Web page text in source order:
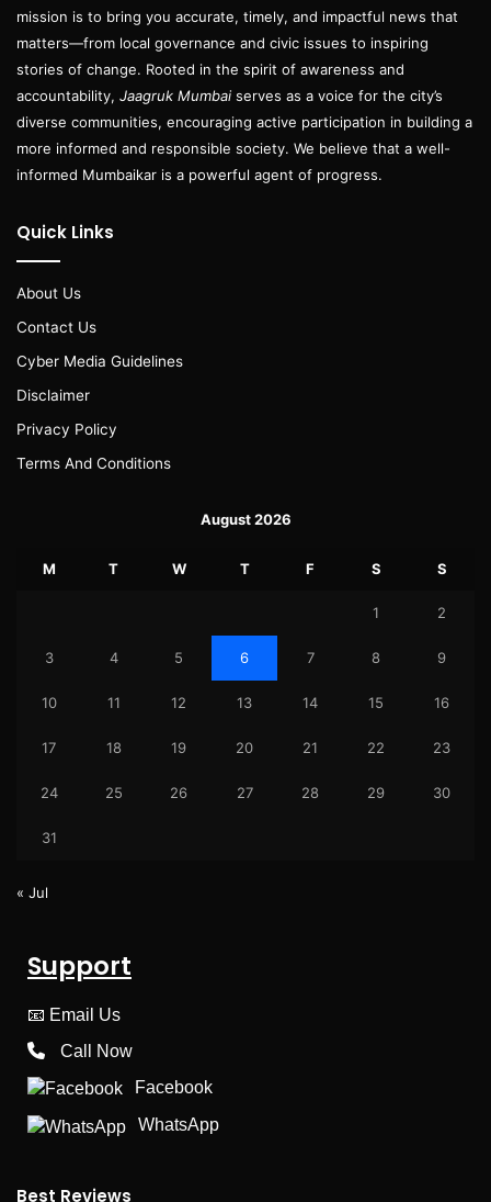
mission is to bring you accurate, timely, and impactful news that
matters—from local governance and civic issues to inspiring
stories of change. Rooted in the spirit of awareness and
accountability, Jaagruk Mumbai serves as a voice for the city’s
diverse communities, encouraging active participation in building a
more informed and responsible society. We believe that a well-
informed Mumbaikar is a powerful agent of progress.
Quick Links
About Us
Contact Us
Cyber Media Guidelines
Disclaimer
Privacy Policy
Terms And Conditions
August 2026
M T W T F S S
1 2
3 4 5 6 7 8 9
10 11 12 13 14 15 16
17 18 19 20 21 22 23
24 25 26 27 28 29 30
31
« Jul
Support
📧 Email Us
Call Now
Facebook
WhatsApp
Best Reviews